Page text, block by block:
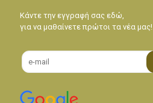
Κάντε την εγγραφή σας εδώ,
για να μαθαίνετε πρώτοι τα νέα μας!